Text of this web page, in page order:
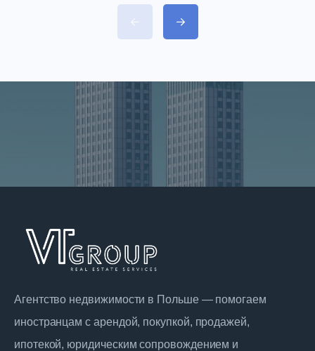
приходится отвечать вопросом на
вопрос — а хороший для чего?
Возьмём Mokotów. Огромный
район — […]
Агентство недвижимости в Польше — помогаем
иностранцам с арендой, покупкой, продажей,
ипотекой, юридическим сопровождением и